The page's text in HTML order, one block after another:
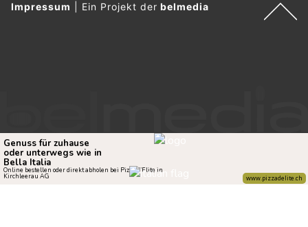
Impressum Ein Projekt derbelmedia